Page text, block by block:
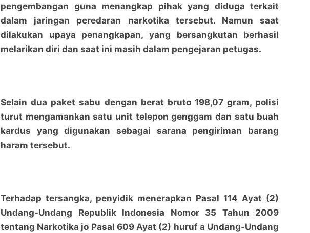
Bagikan ke media lain
pengembangan guna menangkap pihak yang diduga terkait
dalam jaringan peredaran narkotika tersebut. Namun saat
dilakukan upaya penangkapan, yang bersangkutan berhasil
melarikan diri dan saat ini masih dalam pengejaran petugas.
Selain dua paket sabu dengan berat bruto 198,07 gram, polisi
turut mengamankan satu unit telepon genggam dan satu buah
kardus yang digunakan sebagai sarana pengiriman barang
haram tersebut.
Terhadap tersangka, penyidik menerapkan Pasal 114 Ayat (2)
Undang-Undang Republik Indonesia Nomor 35 Tahun 2009
tentang Narkotika jo Pasal 609 Ayat (2) huruf a Undang-Undang
Bagikan ke media lain